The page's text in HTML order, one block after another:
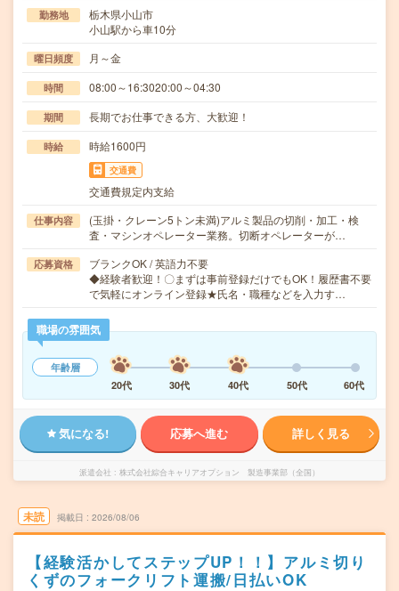
勤務地
栃木県小山市
小山駅から車10分
曜日頻度 月～金
時間 08:00～16:3020:00～04:30
期間 長期でお仕事できる方、大歓迎！
時給 時給1600円
交通費
交通費規定内支給
仕事内容
(玉掛・クレーン5トン未満)アルミ製品の切削・加工・検
査・マシンオペレーター業務。切断オペレーターが…
応募資格
ブランクOK / 英語力不要
◆経験者歓迎！〇まずは事前登録だけでもOK！履歴書不要
で気軽にオンライン登録★氏名・職種などを入力す…
職場の雰囲気
年齢層
20代
30代 40代 50代 60代
気になる! 応募へ進む 詳しく見る
派遣会社 株式会社綜合キャリアオプション 製造事業部（全国）
未読 掲載日 2026/08/06
【経験活かしてステップUP！！】アルミ切り
くずのフォークリフト運搬/日払いOK